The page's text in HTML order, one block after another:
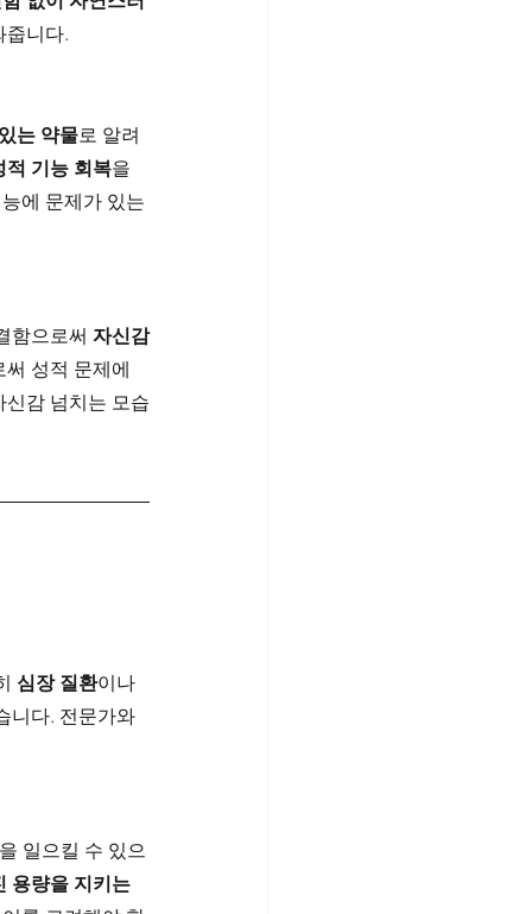
줍니다.
는 약물로 알려
적 기능 회복을
에 문제가 있는
함으로써 자신감
성적 문제에
감 넘치는 모습
심장 질환이나
니다. 전문가와
일으킬 수 있으
용량을 지키는